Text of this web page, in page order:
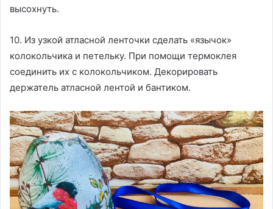
высохнуть.
10. Из узкой атласной ленточки сделать «язычок»
колокольчика и петельку. При помощи термоклея
соединить их с колокольчиком. Декорировать
держатель атласной лентой и бантиком.